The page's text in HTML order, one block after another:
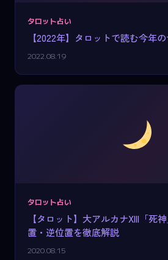
タロット占い
【2022年】タロットで読む今年
2022.08.19
タロット占い
【タロット】大アルカナXIII「死
置・逆位置を徹底解説
2020.08.15